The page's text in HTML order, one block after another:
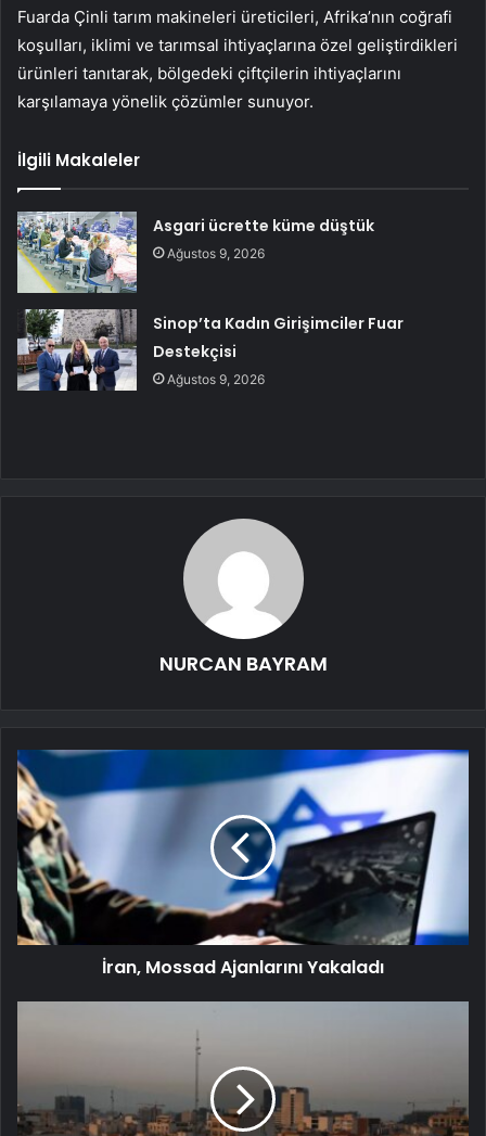
Fuarda Çinli tarım makineleri üreticileri, Afrika’nın coğrafi
koşulları, iklimi ve tarımsal ihtiyaçlarına özel geliştirdikleri
ürünleri tanıtarak, bölgedeki çiftçilerin ihtiyaçlarını
karşılamaya yönelik çözümler sunuyor.
İlgili Makaleler
Asgari ücrette küme düştük
Ağustos 9, 2026
Sinop’ta Kadın Girişimciler Fuar
Destekçisi
Ağustos 9, 2026
NURCAN BAYRAM
İran, Mossad Ajanlarını Yakaladı